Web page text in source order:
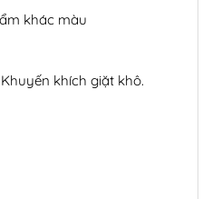
khác màu
khích giặt khô.